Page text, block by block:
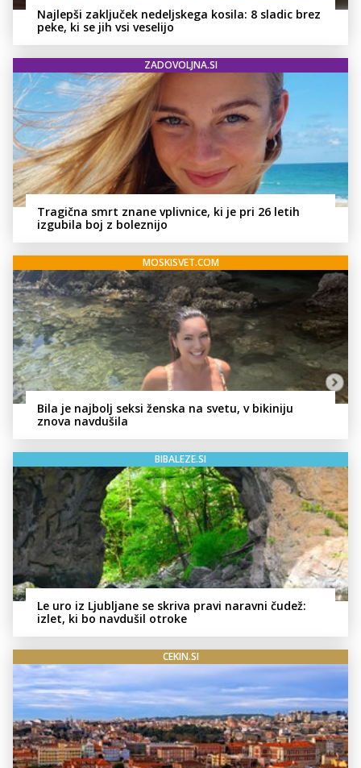
Najlepši zaključek nedeljskega kosila: 8 sladic brez
peke, ki se jih vsi veselijo
ZADOVOLJNA.SI
Tragična smrt znane vplivnice, ki je pri 26 letih
izgubila boj z boleznijo
MOSKISVET.COM
Bila je najbolj seksi ženska na svetu, v bikiniju
znova navdušila
BIBALEZE.SI
Le uro iz Ljubljane se skriva pravi naravni čudež:
izlet, ki bo navdušil otroke
CEKIN.SI